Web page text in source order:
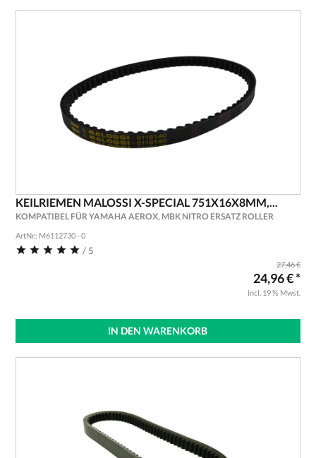
KEILRIEMEN MALOSSI X-SPECIAL 751X16X8MM,...
KOMPATIBEL FÜR YAMAHA AEROX, MBK NITRO ERSATZ ROLLER
ArtNr.: M6112730 - 0
/ 5
27,46 €
24,96 € *
incl. 19 % Mwst.
IN DEN WARENKORB